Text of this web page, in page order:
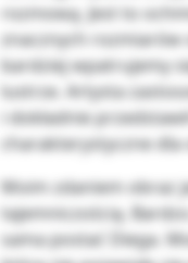
rozmową. Jest to
znacznych
bardziej wpatrujemy
lustrze. Artysta
i dokładnie
charakterystyczne
Moim zdaniem obraz
tajemniczością.
sama postać Diega.